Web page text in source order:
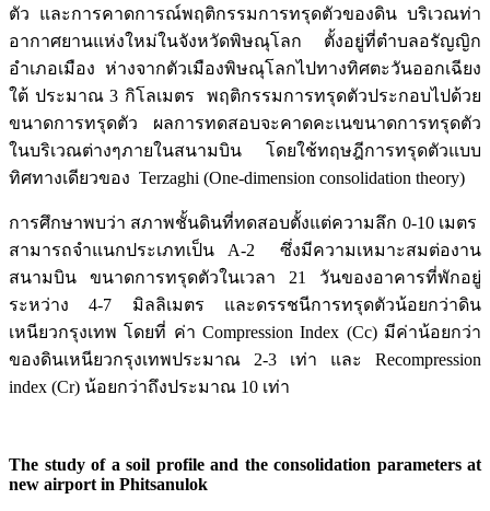
ตัว และการคาดการณ์พฤติกรรมการทรุดตัวของดิน บริเวณท่า
อากาศยานแห่งใหม่ในจังหวัดพิษณุโลก ตั้งอยู่ที่ตำบลอรัญญิก
อำเภอเมือง ห่างจากตัวเมืองพิษณุโลกไปทางทิศตะวันออกเฉียง
ใต้ ประมาณ 3 กิโลเมตร พฤติกรรมการทรุดตัวประกอบไปด้วย
ขนาดการทรุดตัว ผลการทดสอบจะคาดคะเนขนาดการทรุดตัว
ในบริเวณต่างๆภายในสนามบิน โดยใช้ทฤษฎีการทรุดตัวแบบ
ทิศทางเดียวของ Terzaghi (One-dimension consolidation theory)
การศึกษาพบว่า สภาพชั้นดินที่ทดสอบตั้งแต่ความลึก 0-10 เมตร
สามารถจำแนกประเภทเป็น A-2 ซึ่งมีความเหมาะสมต่องาน
สนามบิน ขนาดการทรุดตัวในเวลา 21 วันของอาคารที่พักอยู่
ระหว่าง 4-7 มิลลิเมตร และดรรชนีการทรุดตัวน้อยกว่าดิน
เหนียวกรุงเทพ โดยที่ ค่า Compression Index (Cc) มีค่าน้อยกว่า
ของดินเหนียวกรุงเทพประมาณ 2-3 เท่า และ Recompression
index (Cr) น้อยกว่าถึงประมาณ 10 เท่า
The study of a soil profile and the consolidation parameters at
new airport in Phitsanulok